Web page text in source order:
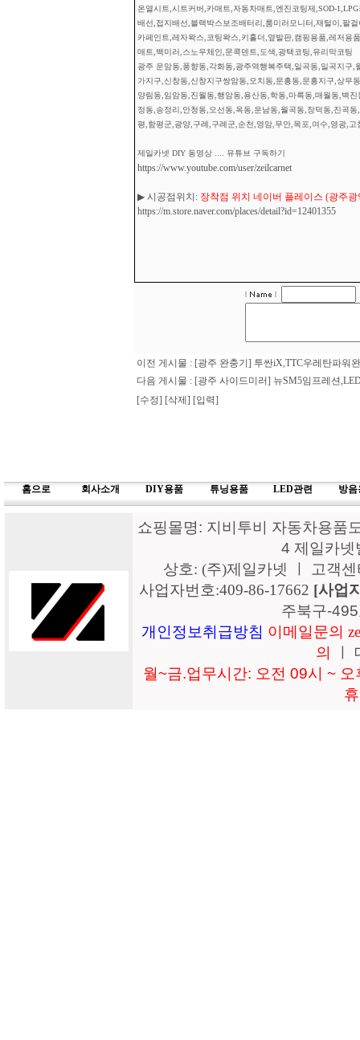
온열시트,시트커버,카매트,자동차매트,엔진코팅제,SOD-
배선,접지배선,블랙박스보조배터리,룸미러모니터,재털이,팔
카페인트,레자왁스,코팅왁스,키홀더,옆발판,캠핑용품,레저용
매트,백미러,스노우체인,문콕덴트,도색,광택코팅,유리막코팅
광주 운암동,풍향동,각화동,광주역행복주택,일곡동,일곡지구
가지구,신창동,신창지구쌍암동,오치동,문흥동,문흥지구,상무
양림동,임암동,진월동,행암동,용산동,학동,마륵동,매월동,벽
정동,송정리,안청동,오선동,옥동,운남동,월곡동,장덕동,진곡
평,함평군,광양,구례,구례군,순천,영암,무안,목포,여수,영광,
제일카넷 DIY 동영상 .... 유튜브 구독하기
https://www.youtube.com/user/zeilcarnet
▶ 시공점위치: 장착점 위치 네이버 플레이스 (광주
https://m.store.naver.com/places/detail?id=12401355
이전 게시물 : [광주 완충기] 투싼iX,TTC우레탄파워
다음 게시물 : [광주 사이드미러] 뉴SM5임프레션
[수정] [삭제] [입력]
홈으로 회사소개 DIY용품 튜닝용품 LED관련 방음
쇼핑몰명: 지비투비 자동차용품
4 제일카
상호: (주)제일카넷 ㅣ 고객
사업자번호:409-86-17662 [사업
주북구-
개인정보취급방침 이메일문의
의
월~금.업무시간: 오전 09시 ~